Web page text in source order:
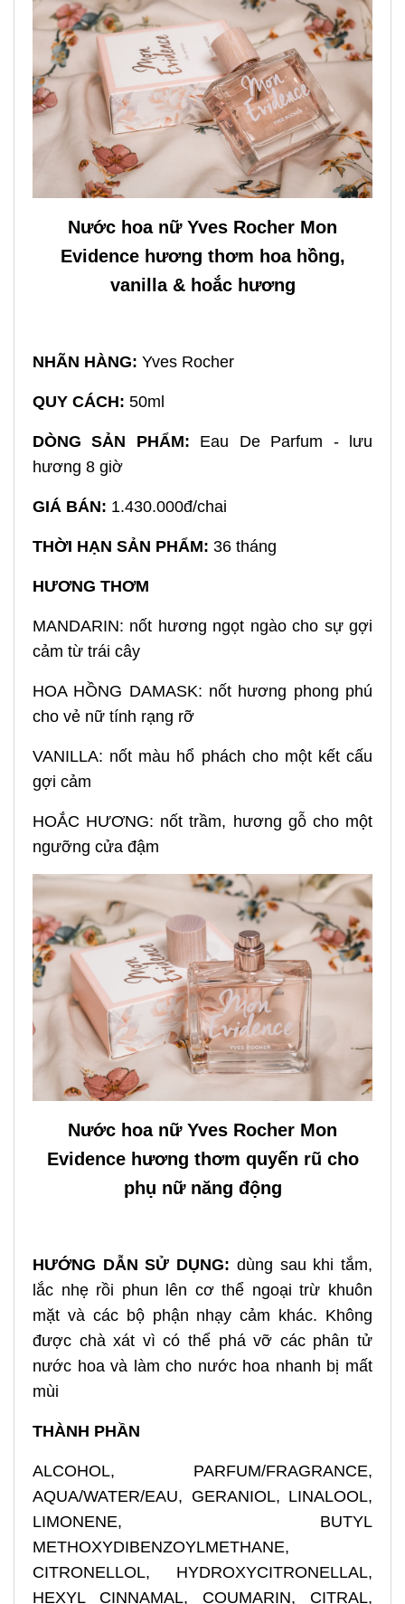
Nước hoa nữ Yves Rocher Mon
Evidence hương thơm hoa hồng,
vanilla & hoắc hương
NHÃN HÀNG: Yves Rocher
QUY CÁCH: 50ml
DÒNG SẢN PHẨM: Eau De Parfum - lưu
hương 8 giờ
GIÁ BÁN: 1.430.000đ/chai
THỜI HẠN SẢN PHẨM: 36 tháng
HƯƠNG THƠM
MANDARIN: nốt hương ngọt ngào cho sự gợi
cảm từ trái cây
HOA HỒNG DAMASK: nốt hương phong phú
cho vẻ nữ tính rạng rỡ
VANILLA: nốt màu hổ phách cho một kết cấu
gợi cảm
HOẮC HƯƠNG: nốt trầm, hương gỗ cho một
ngưỡng cửa đậm
Nước hoa nữ Yves Rocher Mon
Evidence hương thơm quyến rũ cho
phụ nữ năng động
HƯỚNG DẪN SỬ DỤNG: dùng sau khi tắm,
lắc nhẹ rồi phun lên cơ thể ngoại trừ khuôn
mặt và các bộ phận nhạy cảm khác. Không
được chà xát vì có thể phá vỡ các phân tử
nước hoa và làm cho nước hoa nhanh bị mất
mùi
THÀNH PHẦN
ALCOHOL, PARFUM/FRAGRANCE,
AQUA/WATER/EAU, GERANIOL, LINALOOL,
LIMONENE, BUTYL
METHOXYDIBENZOYLMETHANE,
CITRONELLOL, HYDROXYCITRONELLAL,
HEXYL CINNAMAL, COUMARIN, CITRAL,